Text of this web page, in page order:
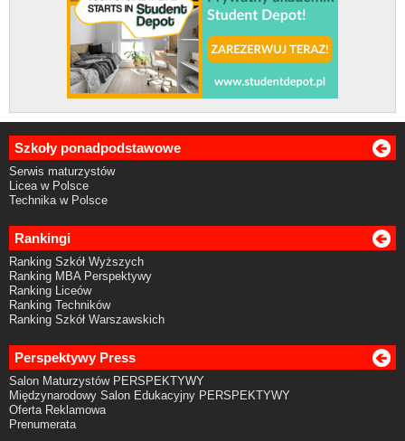
Szkoły ponadpodstawowe
Serwis maturzystów
Licea w Polsce
Technika w Polsce
Rankingi
Ranking Szkół Wyższych
Ranking MBA Perspektywy
Ranking Liceów
Ranking Techników
Ranking Szkół Warszawskich
Perspektywy Press
Salon Maturzystów PERSPEKTYWY
Międzynarodowy Salon Edukacyjny PERSPEKTYWY
Oferta Reklamowa
Prenumerata